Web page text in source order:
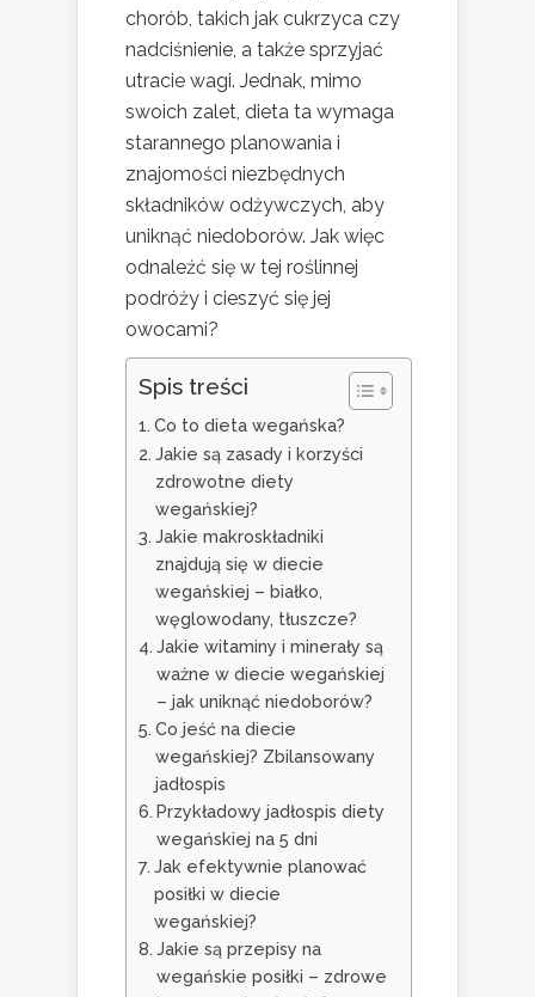
chorób, takich jak cukrzyca czy
nadciśnienie, a także sprzyjać
utracie wagi. Jednak, mimo
swoich zalet, dieta ta wymaga
starannego planowania i
znajomości niezbędnych
składników odżywczych, aby
uniknąć niedoborów. Jak więc
odnaleźć się w tej roślinnej
podróży i cieszyć się jej
owocami?
Spis treści
Co to dieta wegańska?
Jakie są zasady i korzyści
zdrowotne diety
wegańskiej?
Jakie makroskładniki
znajdują się w diecie
wegańskiej – białko,
węglowodany, tłuszcze?
Jakie witaminy i minerały są
ważne w diecie wegańskiej
– jak uniknąć niedoborów?
Co jeść na diecie
wegańskiej? Zbilansowany
jadłospis
Przykładowy jadłospis diety
wegańskiej na 5 dni
Jak efektywnie planować
posiłki w diecie
wegańskiej?
Jakie są przepisy na
wegańskie posiłki – zdrowe